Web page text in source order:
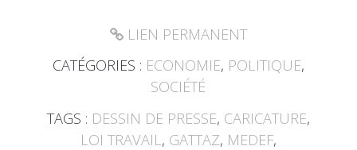
LIEN PERMANENT
CATÉGORIES : ECONOMIE, POLITIQUE,
SOCIÉTÉ
TAGS : DESSIN DE PRESSE, CARICATURE,
LOI TRAVAIL , GATTAZ, MEDEF,